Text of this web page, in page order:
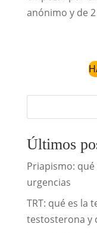
anónimo y de
Últimos
Priapismo:
urgencias
TRT: qué es la
testosterona y